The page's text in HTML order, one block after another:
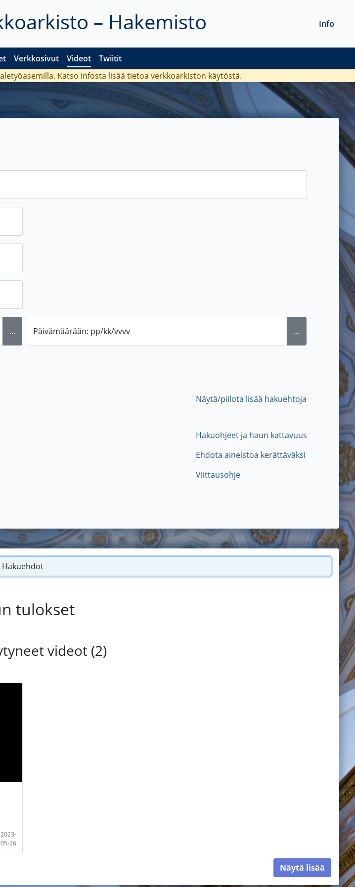
– Hakemisto
Verkkosivut Videot Twiitit
Info
Katso infosta lisää tietoa verkkoarkiston käytöstä.
... Päivämäärään: pp/kk/vvvv ...
Näytä/piilota lisää hakuehtoja
Hakuohjeet ja haun kattavuus
Ehdota aineistoa kerättäväksi
Viittausohje
Hakuehdot
tulokset
videot (2)
05-26
Näytä lisää